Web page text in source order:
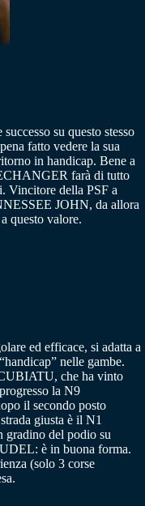
su questo stesso
fatto vedere la sua
in handicap. Bene a
farà di tutto
Vincitore della PSF a
JOHN, da allora
questo valore.
ed efficace, si adatta a
nelle gambe.
che ha vinto
la N9
il secondo posto
giusta è il N1
del podio su
è in buona forma.
(solo 3 corse